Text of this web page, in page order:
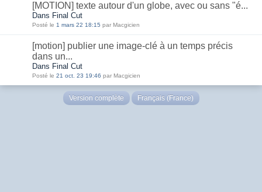
[MOTION] texte autour d'un globe, avec ou sans "é...
Dans Final Cut
Posté le 1 mars 22 18:15 par Macgicien
[motion] publier une image-clé à un temps précis
dans un...
Dans Final Cut
Posté le 21 oct. 23 19:46 par Macgicien
Version complète Français (France)